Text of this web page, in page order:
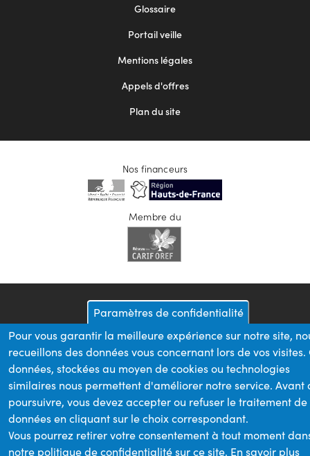
Glossaire
Portail veille
Mentions légales
Appels d'offres
Plan du site
Nos financeurs
Membre du
Paramètres de confidentialité
Pour vous garantir la meilleure expérience sur notre site,
recueillons des données vous concernant lors de vos visites.
données, stockées au moyen de cookies ou technologies
similaires nous permettent d'améliorer notre service. Avant
poursuivre, vous devez accepter ou refuser le traitement de
données en cliquant sur le choix correspondant.
Vous pourrez retirer votre consentement à tout moment
notre politique de confidentialité sur ce site. En savoir plus